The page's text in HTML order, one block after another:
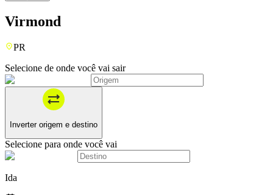
Virmond
PR
Selecione de onde você vai sair
Inverter origem e destino
Selecione para onde você vai
Ida